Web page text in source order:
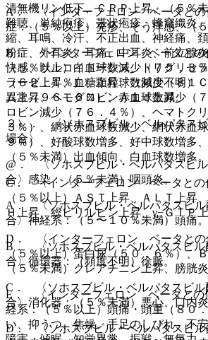
清無機リン低下、ＣＲＰ上昇、（５％
難聴、単純疱疹、帯状疱疹、蜂窩織炎
縮、耳鳴、冷汗、不正出血、神経痛、
粉症、外耳炎、耳痛、中耳炎、前立腺
快感、サルコイドーシス、トリグリセ
ラーゼ上昇、血糖上昇、（頻度不明）
ム上昇、ヘモグロビンＡ１ｃ上昇。
２）． 〈ソホスブビル・ベルパタス
場合〉
@． 〈ソホスブビル・ベルパタスビ
合〉感染：（５％未満）咽頭炎。
A． 〈ソホスブビル・ベルパタスビル
合〉神経系：（５〜１０％未満）頭痛。
B． 〈ソホスブビル・ベルパタスビル
合〉循環器：（頻度不明）徐脈。
C． 〈ソホスブビル・ベルパタスビル
合〉消化器：（５％未満）悪心、口内
D． 〈ソホスブビル・ベルパタスビル
A． 〈インターフェロン ベータとの
症：（５％以上）発疹、そう痒感、（
B． 〈インターフェロン ベータとの
（５％以上）白血球数減少（７５．３
（６２．１％）、顆粒球数減少（８１
異常（９６．６％）、赤血球数減少（
ロビン減少（７６．４％）、ヘマトク
３％）、網状赤血球数減少、網状赤血
９％）、好酸球数増多、好中球数増多
（５％未満）出血傾向、白血球数増多。
C． 〈インターフェロン ベータとの
（５％以上）ＡＳＴ上昇、ＡＬＴ上昇
Ｈ上昇、総ビリルビン上昇、γ−ＧＴＰ
D． 〈インターフェロン ベータとの
（５％以上）蛋白尿（５０．６％）、
（５％未満）クレアチニン上昇、膀胱
E． 〈インターフェロン ベータとの
経系：（５％以上）頭痛・頭重（８０
い、抑うつ、焦燥、手足のしびれ、不